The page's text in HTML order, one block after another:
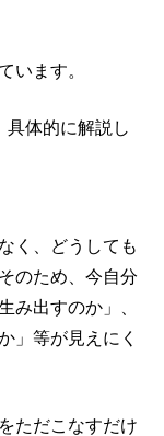
います。
具体的に解説し
く、どうしても
のため、今自分
み出すのか」、
」等が見えにく
ただこなすだけ